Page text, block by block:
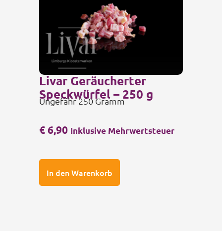
€6,90 Inklusive Mehrwertsteuer
In den Warenkorb
Livar Geräucherter
Speckwürfel – 250 g
Ungefähr 250 Gramm